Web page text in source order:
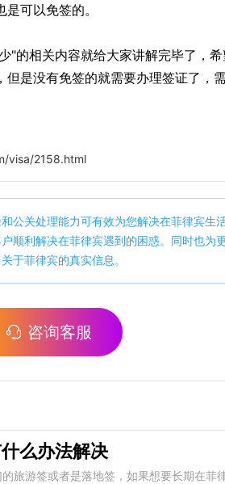
可以免签的。
的相关内容就给大家讲解完毕了，
是没有免签的就需要办理签证了，
visa/2158.html
公关处理能力可有效为您解决在菲律宾生
顺利解决在菲律宾遇到的困惑。同时也为
于菲律宾的真实信息。
咨询客服
么办法解决
旅游签或者是落地签，如果想要长期在菲